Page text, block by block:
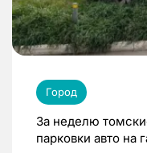
Город
За неделю
парковки авто на